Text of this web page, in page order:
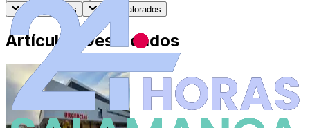
Más recientes
Mejor valorados
Artículos Destacados